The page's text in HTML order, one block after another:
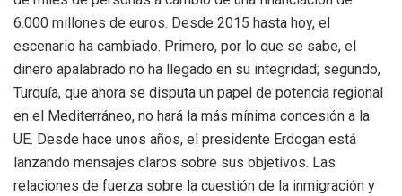
6.000 millones de euros. Desde 2015 hasta hoy, el
escenario ha cambiado. Primero, por lo que se sabe, el
dinero apalabrado no ha llegado en su integridad; segundo,
Turquía, que ahora se disputa un papel de potencia regional
en el Mediterráneo, no hará la más mínima concesión a la
UE. Desde hace unos años, el presidente Erdogan está
lanzando mensajes claros sobre sus objetivos. Las
relaciones de fuerza sobre la cuestión de la inmigración y